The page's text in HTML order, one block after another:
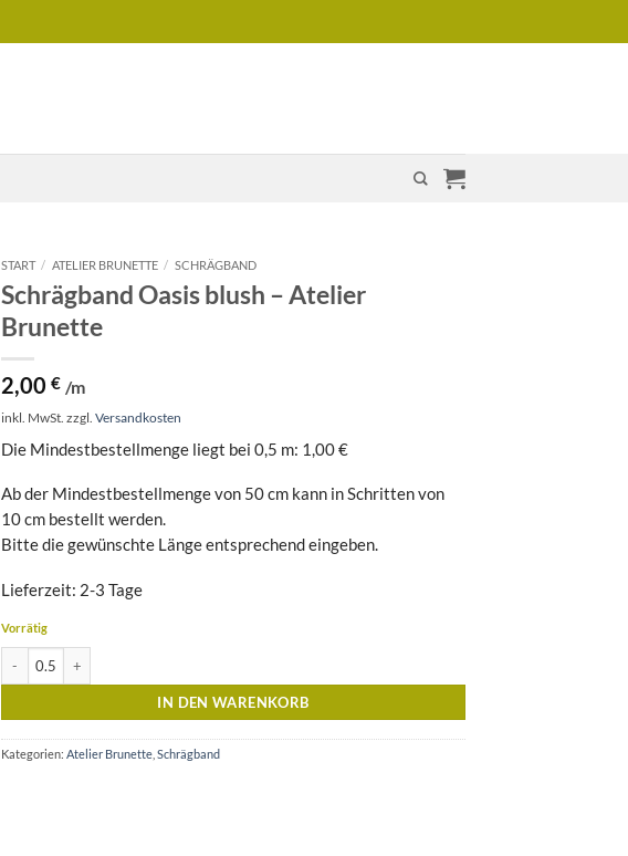
START / ATELIER BRUNETTE / SCHRÄGBAND
Schrägband Oasis blush – Atelier
Brunette
2,00 € /m
inkl. MwSt. zzgl. Versandkosten
Die Mindestbestellmenge liegt bei 0,5 m: 1,00 €
Ab der Mindestbestellmenge von 50 cm kann in Schritten von
10 cm bestellt werden.
Bitte die gewünschte Länge entsprechend eingeben.
Lieferzeit: 2-3 Tage
Vorrätig
Schrägband Oasis blush - Atelier Brunette Menge
IN DEN WARENKORB
Kategorien: Atelier Brunette Schrägband